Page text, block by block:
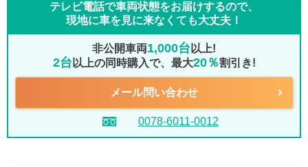
テレビ電話で車両状態をお届けするので、
現地に車を見に来なくても大丈夫！
非公開車両1,000台 以上!
2台 以上の同時購入で、最大20％割引き!
メール問い合わせ
0078-6011-0012